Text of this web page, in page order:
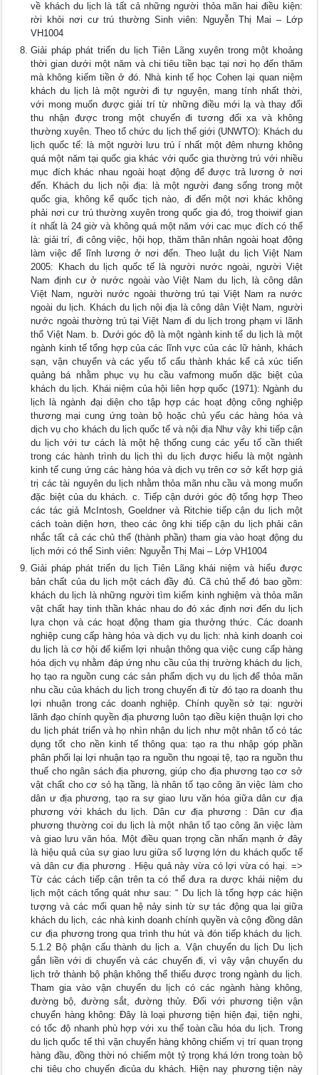
về khách du lịch là tất cả những người thỏa mãn hai điều kiện:
rời khỏi nơi cư trú thường Sinh viên: Nguyễn Thị Mai – Lớp
VH1004
Giải pháp phát triển du lịch Tiên Lãng xuyên trong một khoảng
thời gian dưới một năm và chi tiêu tiền bạc tại nơi họ đến thăm
mà không kiếm tiền ở đó. Nhà kinh tế học Cohen lại quan niệm
khách du lịch là một người đi tự nguyện, mang tính nhất thời,
với mong muốn được giải trí từ những điều mới lạ và thay đổi
thu nhận được trong một chuyến đi tương đối xa và không
thường xuyên. Theo tổ chức du lịch thế giới (UNWTO): Khách du
lịch quốc tế: là một người lưu trú í nhất một đêm nhưng không
quá một năm tại quốc gia khác với quốc gia thường trú với nhiều
mục đích khác nhau ngoài hoạt động để được trả lương ở nơi
đến. Khách du lịch nội địa: là một người đang sống trong một
quốc gia, không kể quốc tịch nào, đi đến một nơi khác không
phải nơi cư trú thường xuyên trong quốc gia đó, trog thoiwif gian
ít nhất là 24 giờ và không quá một năm với cac mục đích có thể
là: giải trí, đi công việc, hội họp, thăm thân nhân ngoài hoạt động
làm việc để lĩnh lương ở nơi đến. Theo luật du lịch Việt Nam
2005: Khach du lịch quốc tế là người nước ngoài, người Việt
Nam định cư ở nước ngoài vào Việt Nam du lịch, là công dân
Việt Nam, người nước ngoài thường trú tại Việt Nam ra nước
ngoài du lịch. Khách du lịch nội địa là công dân Việt Nam, người
nước ngoài thường trú tại Việt Nam đi du lịch trong phạm vi lãnh
thổ Việt Nam. b. Dưới góc độ là một ngành kinh tế du lịch là một
ngành kinh tế tổng hợp của các lĩnh vực của các lữ hành, khách
sạn, vận chuyển và các yếu tố cấu thành khác kể cả xúc tiến
quảng bá nhằm phục vụ hu cầu vafmong muốn dặc biệt của
khách du lịch. Khái niệm của hội liên hợp quốc (1971): Ngành du
lịch là ngành đại diện cho tập hợp các hoạt động công nghiệp
thương mại cung ứng toàn bộ hoặc chủ yếu các hàng hóa và
dịch vụ cho khách du lịch quốc tế và nội địa Như vậy khi tiếp cận
du lịch với tư cách là một hệ thống cung các yếu tố cần thiết
trong các hành trình du lịch thì du lịch được hiểu là một ngành
kinh tế cung ứng các hàng hóa và dịch vụ trên cơ sở kết hợp giá
trị các tài nguyên du lịch nhằm thỏa mãn nhu cầu và mong muốn
đặc biệt của du khách. c. Tiếp cận dưới góc độ tổng hợp Theo
các tác giả McIntosh, Goeldner và Ritchie tiếp cận du lịch một
cách toàn diện hơn, theo các ông khi tiếp cận du lịch phải cân
nhắc tất cả các chủ thể (thành phần) tham gia vào hoạt động du
lịch mới có thể Sinh viên: Nguyễn Thị Mai – Lớp VH1004
Giải pháp phát triển du lịch Tiên Lãng khái niệm và hiểu được
bản chất của du lịch một cách đầy đủ. Cã chủ thể đó bao gồm:
khách du lịch là những người tìm kiếm kinh nghiệm và thỏa mãn
vật chất hay tinh thần khác nhau do đó xác định nơi đến du lịch
lựa chọn và các hoạt động tham gia thưởng thức. Các doanh
nghiệp cung cấp hàng hóa và dịch vụ du lịch: nhà kinh doanh coi
du lịch là cơ hội để kiếm lợi nhuận thông qua việc cung cấp hàng
hóa dịch vụ nhằm đáp ứng nhu cầu của thị trường khách du lịch,
họ tạo ra nguồn cung các sản phẩm dịch vụ du lịch để thỏa mãn
nhu cầu của khách du lịch trong chuyến đi từ đó tạo ra doanh thu
lợi nhuận trong các doanh nghiệp. Chính quyền sở tại: người
lãnh đạo chính quyền địa phương luôn tạo điều kiện thuận lợi cho
du lịch phát triển và họ nhìn nhận du lịch như một nhân tố có tác
dụng tốt cho nền kinh tế thông qua: tạo ra thu nhập góp phần
phân phối lại lợi nhuận tạo ra nguồn thu ngoại tệ, tạo ra nguồn thu
thuế cho ngân sách địa phương, giúp cho địa phương tạo cơ sở
vật chất cho cơ sỏ hạ tầng, là nhân tố tạo công ăn việc làm cho
dân ư địa phương, tạo ra sự giao lưu văn hóa giữa dân cư địa
phương với khách du lịch. Dân cư địa phương : Dân cư địa
phương thường coi du lịch là một nhân tố tạo công ăn việc làm
và giao lưu văn hóa. Một điều quan trọng cần nhấn mạnh ở đây
là hiệu quả của sự giao lưu giữa số lượng lớn du khách quốc tế
và dân cư địa phương . Hiệu quả này vừa có lợi vừa có hại. =>
Từ các cách tiếp cận trên ta có thể đưa ra dược khái niệm du
lịch một cách tổng quát như sau: “ Du lịch là tổng hợp các hiện
tượng và các mối quan hệ nảy sinh từ sự tác động qua lại giữa
khách du lịch, các nhà kinh doanh chính quyền và cộng đồng dân
cư địa phương trong qua trình thu hút và đón tiếp khách du lịch.
5.1.2 Bộ phận cấu thành du lịch a. Vận chuyển du lịch Du lịch
gắn liền với di chuyển và các chuyến đi, vì vậy vận chuyển du
lịch trở thành bộ phận không thể thiếu được trong ngành du lịch.
Tham gia vào vận chuyển du lịch có các ngành hàng không,
đường bộ, đường sắt, đường thủy. Đối với phương tiện vận
chuyển hàng không: Đây là loại phương tiện hiện đại, tiện nghi,
có tốc độ nhanh phù hợp với xu thế toàn cầu hóa du lịch. Trong
du lịch quốc tế thì vận chuyển hàng không chiếm vị trí quan trọng
hàng đầu, đồng thời nó chiếm một tỷ trọng khá lớn trong toàn bộ
chi tiêu cho chuyến đicủa du khách. Hiện nay phương tiện này